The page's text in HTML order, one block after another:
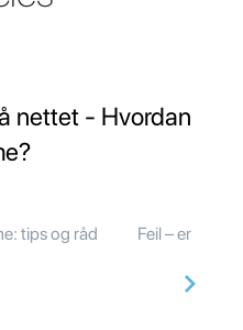
nettet - Hvordan
tips og råd Feil – er